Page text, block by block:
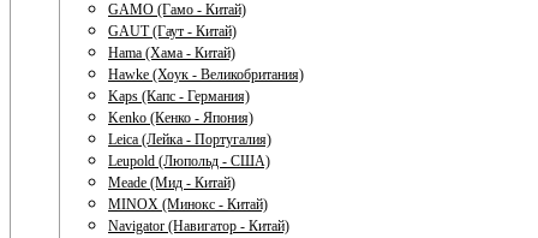
GAMO (Гамо - Китай)
GAUT (Гаут - Китай)
Hama (Хама - Китай)
Hawke (Хоук - Великобритания)
Kaps (Капс - Германия)
Kenko (Кенко - Япония)
Leica (Лейка - Португалия)
Leupold (Люпольд - США)
Meade (Мид - Китай)
MINOX (Минокс - Китай)
Navigator (Навигатор - Китай)